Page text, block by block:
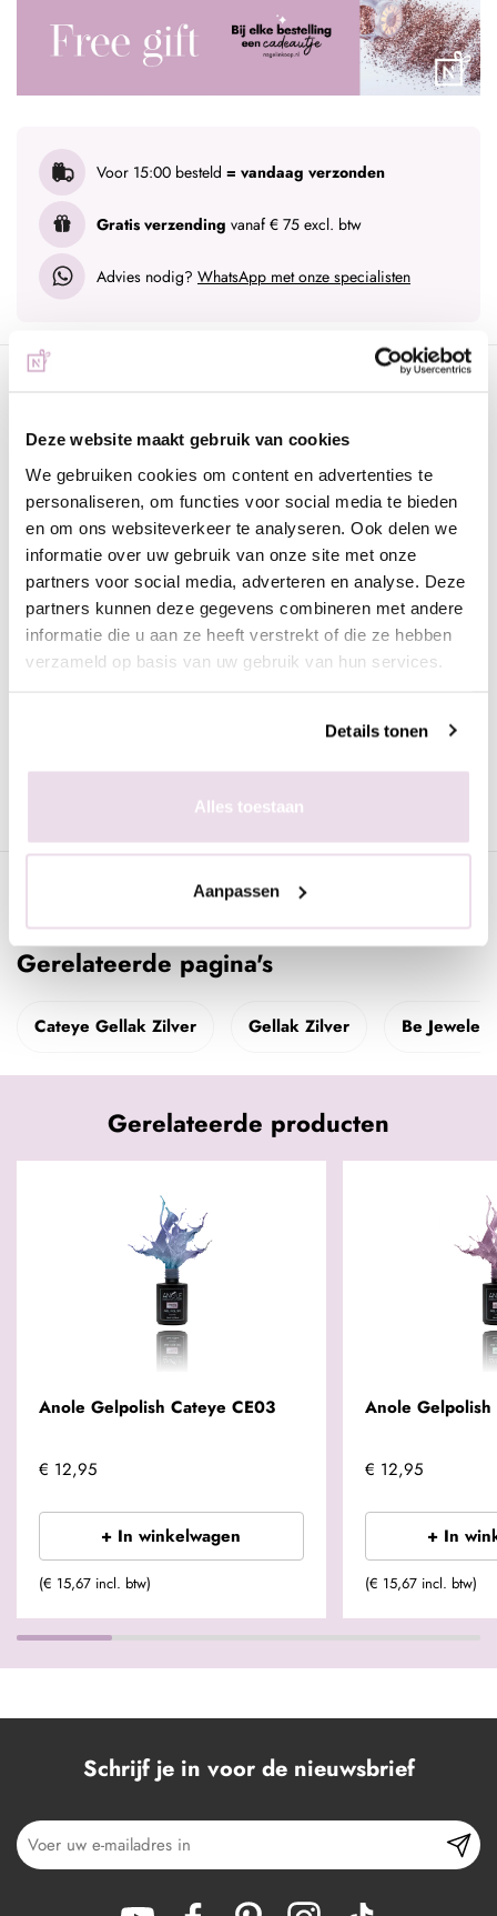
Deze website maakt gebruik van cookies
We gebruiken cookies om content en advertenties te
personaliseren, om functies voor social media te bieden
en om ons websiteverkeer te analyseren. Ook delen we
informatie over uw gebruik van onze site met onze
partners voor social media, adverteren en analyse. Deze
partners kunnen deze gegevens combineren met andere
informatie die u aan ze heeft verstrekt of die ze hebben
verzameld op basis van uw gebruik van hun services.
Details tonen
Alles toestaan
Aanpassen
Voor 15:00 besteld = vandaag verzonden
Gratis verzending vanaf € 75 excl. btw
Advies nodig? WhatsApp met onze specialisten
Deze zilveren cateye gelpolish van Anole kun je prachtige 3D
effecten mee maken met behulp van een magneet. Door de
hoge pigmentatie kun je de gelpolish perfect dekkend
aanbrengen zonder strepen. De consistentie is ook erg prettig
waardoor deze niet uitloopt. De cateye gelpolish van Anole
heeft een heel breed kleurenpallet waardoor jij voor iedere klant
een prachtige kleur in jouw salon kunt aanbieden.
Iedere verpakking bevat 10ml.
de instellingen van je computermonitor en/of telefoon. Dit geldt
ook voor de foto’s die we op onze social media gebruiken. Wij
adviseren om eerst gelakte tips te bestellen voordat je een kleur
Gerelateerde pagina's
Cateye Gellak Zilver Gellak Zilver Be
Gerelateerde producten
Anole Gelpolish Cateye CE03
€ 12,95
+ In winkelwagen
(€ 15,67 incl. btw)
Anole
€ 12,95
+ In
(€ 15,67 incl. btw)
Schrijf je in voor de nieuwsbrief